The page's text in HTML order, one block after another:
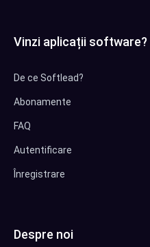
Vinzi aplicații software?
De ce Softlead?
Abonamente
FAQ
Autentificare
Înregistrare
Despre noi